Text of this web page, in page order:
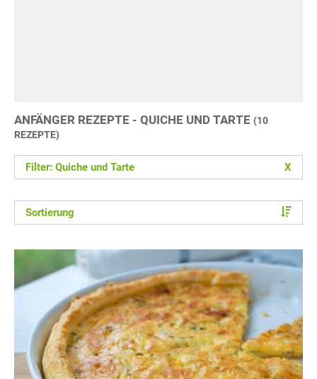
ANFÄNGER REZEPTE - QUICHE UND TARTE (10
REZEPTE)
Filter: Quiche und Tarte X
Sortierung